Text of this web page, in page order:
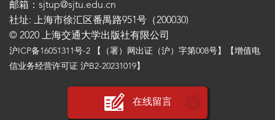
邮箱：sjtup@sjtu.edu.cn
社址: 上海市徐汇区番禺路951号（200030)
© 2020 上海交通大学出版社有限公司
沪ICP备16051311号-2 【（署）网出证（沪）字第008号】【增值电
信业务经营许可证 沪B2-20231019】
在线留言